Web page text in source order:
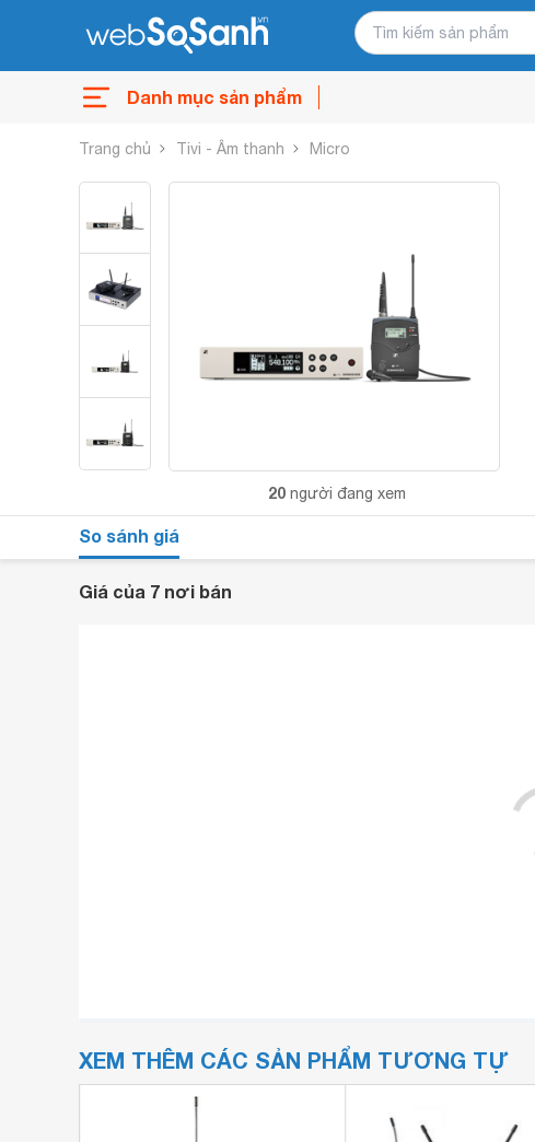
Danh mục sản phẩm
Trang chủ Tivi - Âm thanh Micro
20 người đang xem
So sánh giá
Giá của 7 nơi bán
XEM THÊM CÁC SẢN PHẨM TƯƠNG TỰ